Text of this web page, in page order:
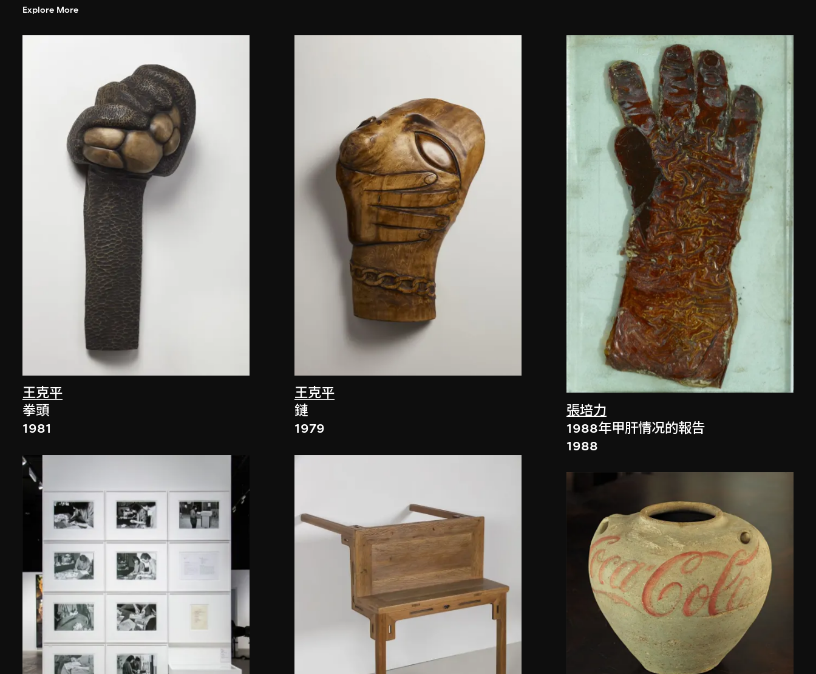
Explore More
王克平
拳頭
1981
王克平
鏈
1979
張培力
1988年甲肝情况的報告
1988